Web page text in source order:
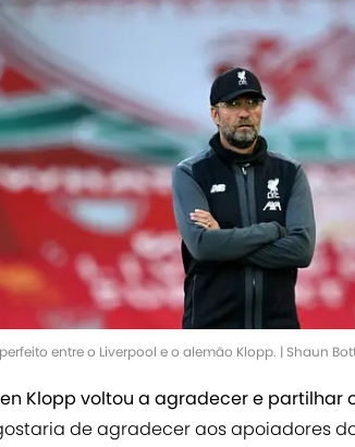
entre o Liverpool e o alemão Klopp. | Shaun
Klopp voltou a agradecer e
de agradecer aos apoiadores